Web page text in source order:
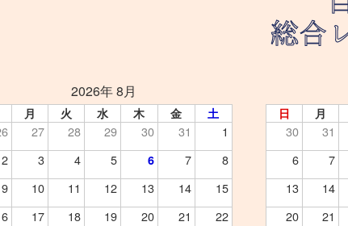
2026年 8月
月 火 水 木 金 土
27 28 29 30 31
1
2
3 4 5 6 7
8
9
10 11 12 13 14
15
17 18 19 20 21
22
日 月
30 31
6
7
13
14
20
21